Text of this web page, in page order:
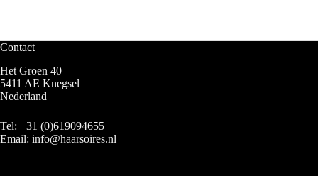
Contact
Het Groen 40
5411 AE Knegsel
Nederland
Tel: +31 (0)619094655
Email: info@haarsoires.nl